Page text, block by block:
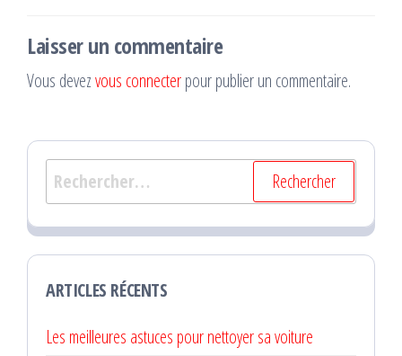
Laisser un commentaire
Vous devezvous connecterpour publier un commentaire.
Rechercher :
ARTICLES RÉCENTS
Les meilleures astuces pour nettoyer sa voiture